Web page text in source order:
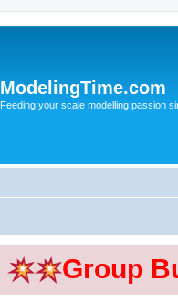
ModelingTime.com
Feeding your scale modelling passion
Group